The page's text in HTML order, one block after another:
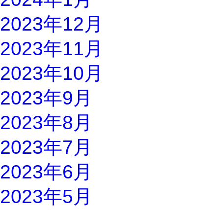
2023年12月
2023年11月
2023年10月
2023年9月
2023年8月
2023年7月
2023年6月
2023年5月